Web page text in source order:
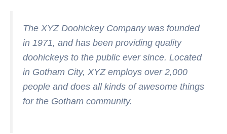
The XYZ Doohickey Company was founded
in 1971, and has been providing quality
doohickeys to the public ever since. Located
in Gotham City, XYZ employs over 2,000
people and does all kinds of awesome things
for the Gotham community.